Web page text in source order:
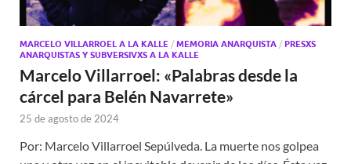
MARCELO VILLARROEL A LA KALLE / MEMORIA ANARQUISTA / PRESXS
ANARQUISTAS Y SUBVERSIVXS A LA KALLE
Marcelo Villarroel: «Palabras desde la
cárcel para Belén Navarrete»
25 de agosto de 2024
Por: Marcelo Villarroel Sepúlveda. La muerte nos golpea